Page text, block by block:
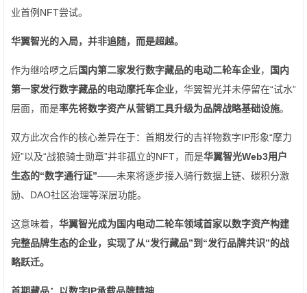
业首例NFT尝试。
华翼智光的入局，并非追随，而是超越。
作为继哈啰之后国内第二家发行数字藏品的电动二轮车企业，
国内
第一家发行数字藏品的电动摩托车企业，华翼智光并未停留在“试水”
层面，而是率先将数字资产从营销工具升级为品牌战略基础设施。
双方此次合作的核心差异在于：首期发行的吉祥物数字IP形象“摩力
娅”以及“战狼骑士勋章”并非孤立的NFT，而是华翼智光Web3用户
生态的“数字通行证”——未来将逐步接入骑行数据上链、碳积分激
励、DAO社区治理等深层功能。
这意味着， 华翼智光成为国内电动二轮车领域首家以数字资产构建
完整品牌生态的企业，实现了从“发行藏品”到“发行品牌共识”的战
略跃迁。